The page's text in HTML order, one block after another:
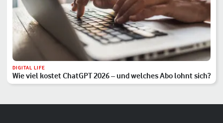
DIGITAL LIFE
Wie viel kostet ChatGPT 2026 – und welches Abo lohnt sich?